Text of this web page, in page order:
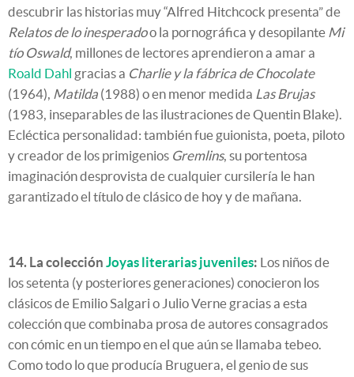
descubrir las historias muy “Alfred Hitchcock presenta” de
Relatos de lo inesperadoo la pornográfica y desopilante Mi
tío Oswald, millones de lectores aprendieron a amar a
Roald Dahl gracias a Charlie y la fábrica de Chocolate
(1964), Matilda (1988) o en menor medida Las Brujas
(1983, inseparables de las ilustraciones de Quentin Blake).
Ecléctica personalidad: también fue guionista, poeta, piloto
y creador de los primigenios Gremlins, su portentosa
imaginación desprovista de cualquier cursilería le han
garantizado el título de clásico de hoy y de mañana.
14. La colección Joyas literarias juveniles: Los niños de
los setenta (y posteriores generaciones) conocieron los
clásicos de Emilio Salgari o Julio Verne gracias a esta
colección que combinaba prosa de autores consagrados
con cómic en un tiempo en el que aún se llamaba tebeo.
Como todo lo que producía Bruguera, el genio de sus